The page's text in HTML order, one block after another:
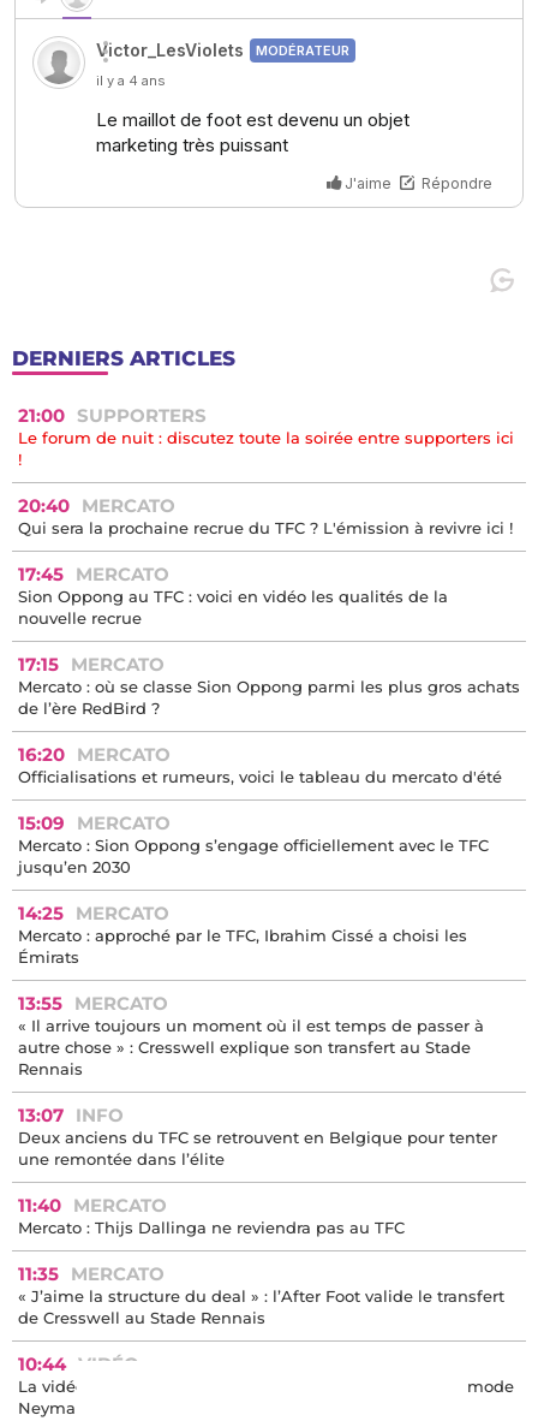
DERNIERS ARTICLES
21:00 SUPPORTERS
Le forum de nuit : discutez toute la soirée entre supporters ici
!
20:40 MERCATO
Qui sera la prochaine recrue du TFC ? L'émission à revivre ici !
17:45 MERCATO
Sion Oppong au TFC : voici en vidéo les qualités de la
nouvelle recrue
17:15 MERCATO
Mercato : où se classe Sion Oppong parmi les plus gros achats
de l’ère RedBird ?
16:20 MERCATO
Officialisations et rumeurs, voici le tableau du mercato d'été
15:09 MERCATO
Mercato : Sion Oppong s’engage officiellement avec le TFC
jusqu’en 2030
14:25 MERCATO
Mercato : approché par le TFC, Ibrahim Cissé a choisi les
Émirats
13:55 MERCATO
« Il arrive toujours un moment où il est temps de passer à
autre chose » : Cresswell explique son transfert au Stade
Rennais
13:07 INFO
Deux anciens du TFC se retrouvent en Belgique pour tenter
une remontée dans l’élite
11:40 MERCATO
Mercato : Thijs Dallinga ne reviendra pas au TFC
11:35 MERCATO
« J’aime la structure du deal » : l’After Foot valide le transfert
de Cresswell au Stade Rennais
10:44 VIDÉO
La vidéo à voir absolument : le bizutage de Dardake en mode
Neymar enflamme le TFC